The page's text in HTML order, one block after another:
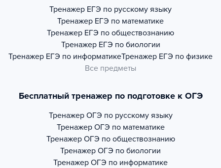
Тренажер ЕГЭ по русскому языку
Тренажер ЕГЭ по математике
Тренажер ЕГЭ по обществознанию
Тренажер ЕГЭ по биологии
Тренажер ЕГЭ по информатикеТренажер ЕГЭ по физике
Все предметы
Бесплатный тренажер по подготовке к ОГЭ
Тренажер ОГЭ по русскому языку
Тренажер ОГЭ по математике
Тренажер ОГЭ по обществознанию
Тренажер ОГЭ по биологии
Тренажер ОГЭ по информатике